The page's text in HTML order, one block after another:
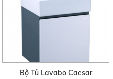
Bộ Tủ Lavabo Caesar